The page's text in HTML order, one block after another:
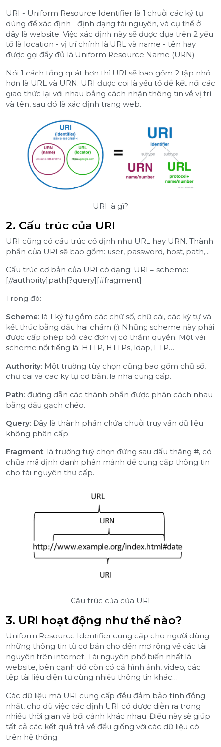
URI - Uniform Resource Identifier là 1 chuỗi các ký tự
dùng để xác định 1 định dạng tài nguyên, và cụ thể ở
đây là website. Việc xác định này sẽ được dựa trên 2 yếu
tố là location - vị trí chính là URL và name - tên hay
được gọi đầy đủ là Uniform Resource Name (URN)
Nói 1 cách tổng quát hơn thì URI sẽ bao gồm 2 tập nhỏ
hơn là URL và URN. URI được coi là yếu tố để kết nối các
giao thức lại với nhau bằng cách nhận thông tin về vị trí
và tên, sau đó là xác định trang web.
URI là gì?
2. Cấu trúc của URI
URI cũng có cấu trúc cố định như URL hay URN. Thành
phần của URI sẽ bao gồm: user, password, host, path,...
Cấu trúc cơ bản của URI có dạng: URI = scheme:
[//authority]path[?query][#fragment]
Trong đó:
Scheme: là 1 ký tự gồm các chữ số, chữ cái, các ký tự và
kết thúc bằng dấu hai chấm (:) Những scheme này phải
được cấp phép bởi các đơn vị có thẩm quyền. Một vài
scheme nổi tiếng là: HTTP, HTTPs, ldap, FTP…
Authority: Một trường tùy chọn cũng bao gồm chữ số,
chữ cái và các ký tự cơ bản, là nhà cung cấp.
Path: đường dẫn các thành phần được phân cách nhau
bằng dấu gạch chéo.
Query: Đây là thành phần chứa chuỗi truy vấn dữ liệu
không phân cấp.
Fragment: là trường tuỳ chọn đứng sau dấu thăng #, có
chữa mã định danh phân mảnh để cung cấp thông tin
cho tài nguyên thứ cấp.
Cấu trúc của của URI
3. URI hoạt động như thế nào?
Uniform Resource Identifier cung cấp cho người dùng
những thông tin từ cơ bản cho đến mở rộng về các tài
nguyên trên internet. Tài nguyên phổ biến nhất là
website, bên cạnh đó còn có cả hình ảnh, video, các
tệp tài liệu điện tử cùng nhiều thông tin khác…
Các dữ liệu mà URI cung cấp đều đảm bảo tính đồng
nhất, cho dù việc các định URI có được diễn ra trong
nhiều thời gian và bối cảnh khác nhau. Điều này sẽ giúp
tất cả các kết quả trả về đều giống với các dữ liệu có
trên hệ thống.